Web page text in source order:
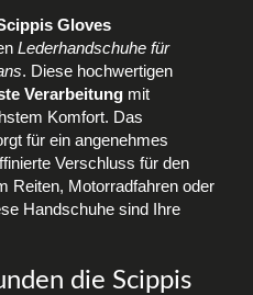
Gloves
Lederhandschuhe für
. Diese hochwertigen
Verarbeitung mit
Komfort. Das
für ein angenehmes
Verschluss für den
Reiten, Motorradfahren oder
Handschuhe sind Ihre
die Scippis